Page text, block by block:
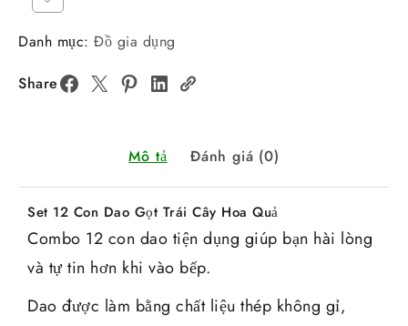
Danh mục: Đồ gia dụng
Share
Mô tả Đánh giá (0)
Set 12 Con Dao Gọt Trái Cây Hoa Quả
Combo 12 con dao tiện dụng giúp bạn hài lòng
và tự tin hơn khi vào bếp.
Dao được làm bằng chất liệu thép không gỉ,